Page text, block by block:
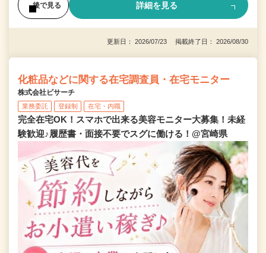
後で見る 詳細を見る
更新日： 2026/07/23 掲載終了日： 2026/08/30
化粧品などに関する在宅調査員・在宅モニター
株式会社ビサーチ
業務委託 登録制 在宅・内職
完全在宅OK！スマホで出来る美容モニター大募集！未経
験歓迎♪履歴書・面接不要でスグに働ける！@宮崎県